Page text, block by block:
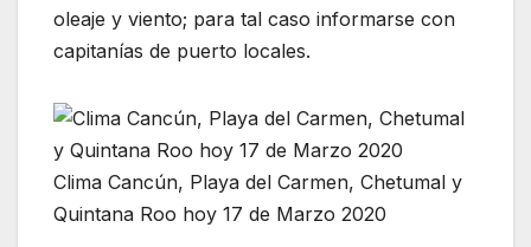
oleaje y viento; para tal caso informarse con
capitanías de puerto locales.
Clima Cancún, Playa del Carmen, Chetumal y
Quintana Roo hoy 17 de Marzo 2020